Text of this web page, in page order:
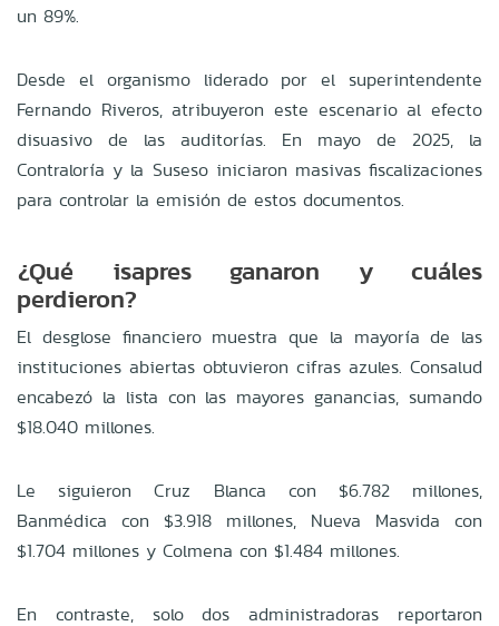
un 89%.
Desde el organismo liderado por el superintendente
Fernando Riveros, atribuyeron este escenario al efecto
disuasivo de las auditorías. En mayo de 2025, la
Contraloría y la Suseso iniciaron masivas fiscalizaciones
para controlar la emisión de estos documentos.
¿Qué isapres ganaron y cuáles
perdieron?
El desglose financiero muestra que la mayoría de las
instituciones abiertas obtuvieron cifras azules. Consalud
encabezó la lista con las mayores ganancias, sumando
$18.040 millones.
Le siguieron Cruz Blanca con $6.782 millones,
Banmédica con $3.918 millones, Nueva Masvida con
$1.704 millones y Colmena con $1.484 millones.
En contraste, solo dos administradoras reportaron